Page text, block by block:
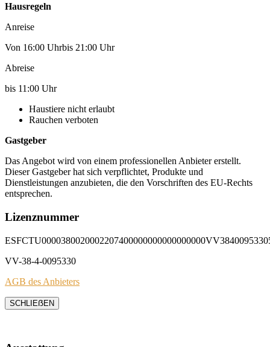
Hausregeln
Anreise
Von 16:00 Uhrbis 21:00 Uhr
Abreise
bis 11:00 Uhr
Haustiere nicht erlaubt
Rauchen verboten
Gastgeber
Das Angebot wird von einem professionellen Anbieter erstellt.
Dieser Gastgeber hat sich verpflichtet, Produkte und
Dienstleistungen anzubieten, die den Vorschriften des EU-Rechts
entsprechen.
Lizenznummer
VV-38-4-0095330
AGB des Anbieters
SCHLIEẞEN